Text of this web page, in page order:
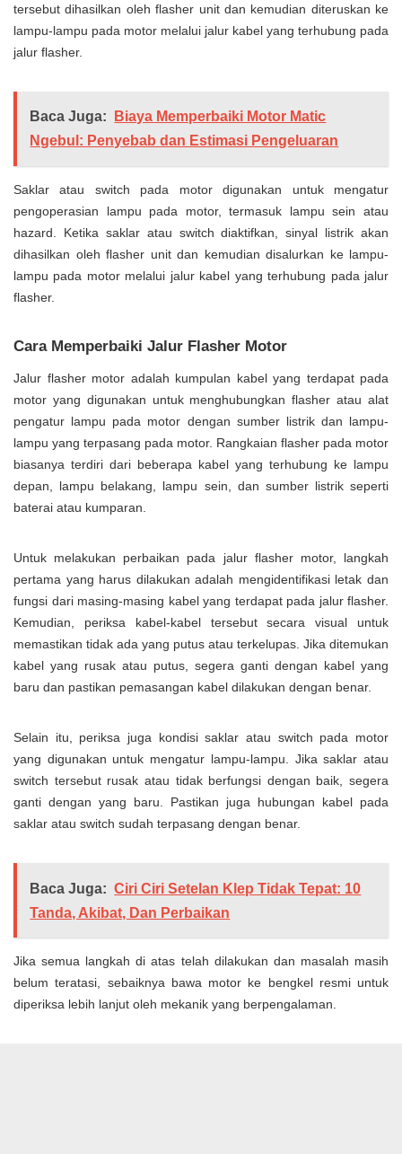
tersebut dihasilkan oleh flasher unit dan kemudian diteruskan ke
lampu-lampu pada motor melalui jalur kabel yang terhubung pada
jalur flasher.
Baca Juga:
Biaya Memperbaiki Motor Matic
Ngebul: Penyebab dan Estimasi Pengeluaran
Saklar atau switch pada motor digunakan untuk mengatur
pengoperasian lampu pada motor, termasuk lampu sein atau
hazard. Ketika saklar atau switch diaktifkan, sinyal listrik akan
dihasilkan oleh flasher unit dan kemudian disalurkan ke lampu-
lampu pada motor melalui jalur kabel yang terhubung pada jalur
flasher.
Cara Memperbaiki Jalur Flasher Motor
Jalur flasher motor adalah kumpulan kabel yang terdapat pada
motor yang digunakan untuk menghubungkan flasher atau alat
pengatur lampu pada motor dengan sumber listrik dan lampu-
lampu yang terpasang pada motor. Rangkaian flasher pada motor
biasanya terdiri dari beberapa kabel yang terhubung ke lampu
depan, lampu belakang, lampu sein, dan sumber listrik seperti
baterai atau kumparan.
Untuk melakukan perbaikan pada jalur flasher motor, langkah
pertama yang harus dilakukan adalah mengidentifikasi letak dan
fungsi dari masing-masing kabel yang terdapat pada jalur flasher.
Kemudian, periksa kabel-kabel tersebut secara visual untuk
memastikan tidak ada yang putus atau terkelupas. Jika ditemukan
kabel yang rusak atau putus, segera ganti dengan kabel yang
baru dan pastikan pemasangan kabel dilakukan dengan benar.
Selain itu, periksa juga kondisi saklar atau switch pada motor
yang digunakan untuk mengatur lampu-lampu. Jika saklar atau
switch tersebut rusak atau tidak berfungsi dengan baik, segera
ganti dengan yang baru. Pastikan juga hubungan kabel pada
saklar atau switch sudah terpasang dengan benar.
Baca Juga: Ciri Ciri Setelan Klep Tidak Tepat: 10
Tanda, Akibat, Dan Perbaikan
Jika semua langkah di atas telah dilakukan dan masalah masih
belum teratasi, sebaiknya bawa motor ke bengkel resmi untuk
diperiksa lebih lanjut oleh mekanik yang berpengalaman.